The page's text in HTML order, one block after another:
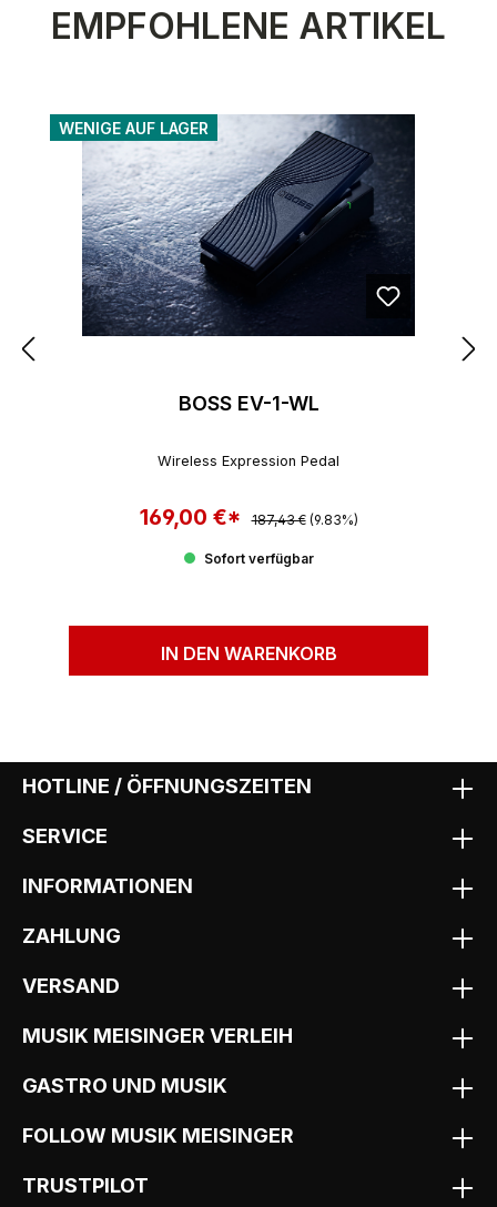
Produktgalerie überspringen
EMPFOHLENE ARTIKEL
WENIGE AUF LAGER
BOSS EV-1-WL
Wireless Expression Pedal
Verkaufspreis:
169,00 €* Regulärer Preis:
187,43 € (9.83%)
Sofort verfügbar
IN DEN WARENKORB
HOTLINE / ÖFFNUNGSZEITEN
SERVICE
INFORMATIONEN
ZAHLUNG
VERSAND
MUSIK MEISINGER VERLEIH
GASTRO UND MUSIK
FOLLOW MUSIK MEISINGER
TRUSTPILOT